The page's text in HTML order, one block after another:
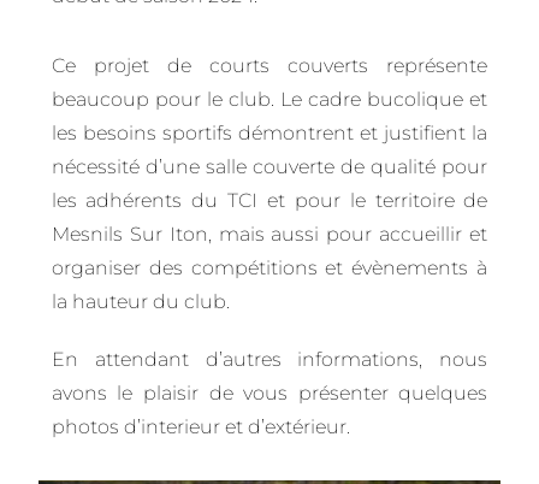
Ce projet de courts couverts représente
beaucoup pour le club. Le cadre bucolique et
les besoins sportifs démontrent et justifient la
nécessité d’une salle couverte de qualité pour
les adhérents du TCI et pour le territoire de
Mesnils Sur Iton, mais aussi pour accueillir et
organiser des compétitions et évènements à
la hauteur du club.
En attendant d’autres informations, nous
avons le plaisir de vous présenter quelques
photos d’interieur et d’extérieur.